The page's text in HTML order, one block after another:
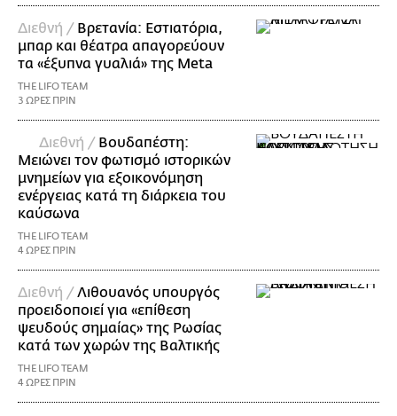
Διεθνή / Βρετανία: Εστιατόρια,
μπαρ και θέατρα απαγορεύουν
τα «έξυπνα γυαλιά» της Meta
THE LIFO TEAM
3 ΩΡΕΣ ΠΡΙΝ
Διεθνή / Βουδαπέστη:
Μειώνει τον φωτισμό ιστορικών
μνημείων για εξοικονόμηση
ενέργειας κατά τη διάρκεια του
καύσωνα
THE LIFO TEAM
4 ΩΡΕΣ ΠΡΙΝ
Διεθνή /Λιθουανός υπουργός
προειδοποιεί για «επίθεση
ψευδούς σημαίας» της Ρωσίας
κατά των χωρών της Βαλτικής
THE LIFO TEAM
4 ΩΡΕΣ ΠΡΙΝ